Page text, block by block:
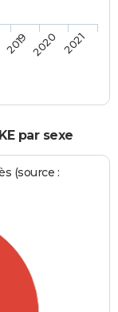
2019 2020 2021
par sexe
(source :